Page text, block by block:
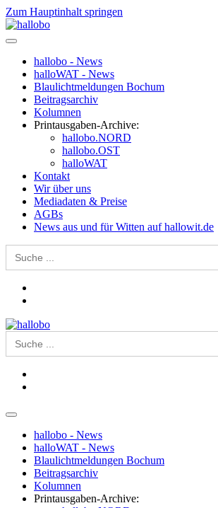
Zum Hauptinhalt springen
hallobo - News
halloWAT - News
Blaulichtmeldungen Bochum
Beitragsarchiv
Kolumnen
Printausgaben-Archive:
hallobo.NORD
hallobo.OST
halloWAT
Kontakt
Wir über uns
Mediadaten & Preise
AGBs
News aus und für Witten auf hallowit.de
Search
for:
Search
for:
hallobo - News
halloWAT - News
Blaulichtmeldungen Bochum
Beitragsarchiv
Kolumnen
Printausgaben-Archive: